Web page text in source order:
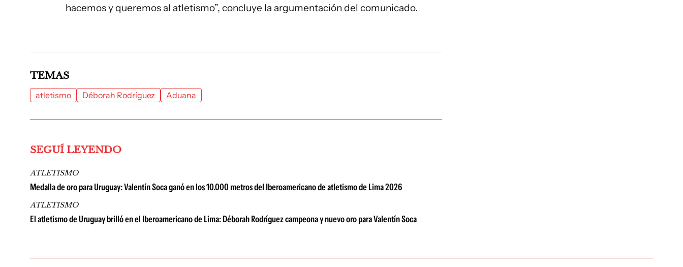
hacemos y queremos al atletismo”, concluye la argumentación del comunicado.
TEMAS
atletismo Déborah Rodríguez Aduana
SEGUÍ LEYENDO
ATLETISMO
Medalla de oro para Uruguay: Valentín Soca ganó en los 10.000 metros del Iberoamericano de atletismo de Lima 2026
ATLETISMO
El atletismo de Uruguay brilló en el Iberoamericano de Lima: Déborah Rodríguez campeona y nuevo oro para Valentín Soca